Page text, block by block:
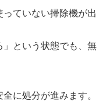
ていない掃除機が出
」という状態でも、無
に処分が進みます。